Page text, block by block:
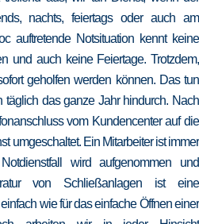
nachts, feiertags oder auch am
auftretende Notsituation kennt keine
und auch keine Feiertage. Trotzdem,
geholfen werden können. Das tun
täglich das ganze Jahr hindurch. Nach
vom Kundencenter auf die
umgeschaltet. Ein Mitarbeiter ist immer
wird aufgenommen und
von Schließanlagen ist eine
wie für das einfache Öffnen einer